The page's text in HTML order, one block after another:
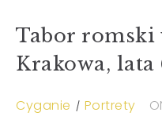
Tabor romski
Krakowa, lata
Cyganie Portrety